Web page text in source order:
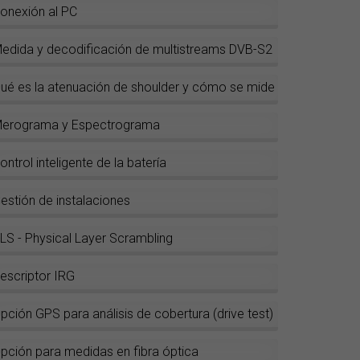
al PC
y decodificación de multistreams DVB-S2
es la atenuación de shoulder y cómo se mide
y Espectrograma
inteligente de la batería
de instalaciones
- Physical Layer Scrambling
IRG
GPS para análisis de cobertura (drive test)
para medidas en fibra óptica